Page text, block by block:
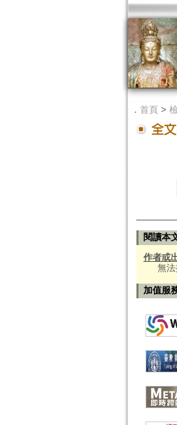
． 首頁>
閱讀本
作者或
無
加值服